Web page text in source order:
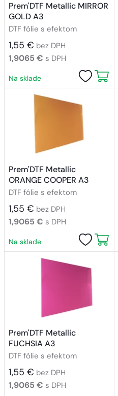
Prem'DTF Metallic MIRROR
GOLD A3
DTF fólie s efektom
1,55 € bez DPH
1,9065 € s DPH
Na sklade
Prem'DTF Metallic
ORANGE COOPER A3
DTF fólie s efektom
1,55 € bez DPH
1,9065 € s DPH
Na sklade
Prem'DTF Metallic
FUCHSIA A3
DTF fólie s efektom
1,55 € bez DPH
1,9065 € s DPH